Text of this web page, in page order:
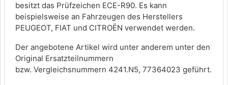
besitzt das Prüfzeichen ECE-R90. Es kann
beispielsweise an Fahrzeugen des Herstellers
PEUGEOT, FIAT und CITROËN verwendet werden.
Der angebotene Artikel wird unter anderem unter den
Original Ersatzteilnummern
bzw. Vergleichsnummern 4241.N5, 77364023 geführt.